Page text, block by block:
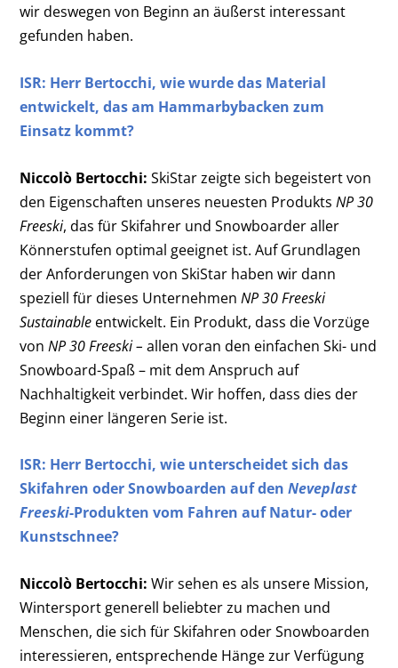
wir deswegen von Beginn an äußerst interessant
gefunden haben.
ISR: Herr Bertocchi, wie wurde das Material
entwickelt, das am Hammarbybacken zum
Einsatz kommt?
Niccolò Bertocchi:SkiStar zeigte sich begeistert von
den Eigenschaften unseres neuesten ProduktsNP 30
Freeski, das für Skifahrer und Snowboarder aller
Könnerstufen optimal geeignet ist. Auf Grundlagen
der Anforderungen von SkiStar haben wir dann
speziell für dieses UnternehmenNP 30 Freeski
Sustainable entwickelt. Ein Produkt, dass die Vorzüge
vonNP 30 Freeski –allen voran den einfachen Ski- und
Snowboard-Spaß – mit dem Anspruch auf
Nachhaltigkeit verbindet. Wir hoffen, dass dies der
Beginn einer längeren Serie ist.
ISR: Herr Bertocchi, wie unterscheidet sich das
Skifahren oder Snowboarden auf denNeveplast
Freeski-Produkten vom Fahren auf Natur- oder
Kunstschnee?
Niccolò Bertocchi:Wir sehen es als unsere Mission,
Wintersport generell beliebter zu machen und
Menschen, die sich für Skifahren oder Snowboarden
interessieren, entsprechende Hänge zur Verfügung